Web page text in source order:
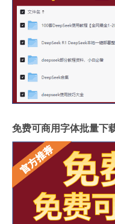
免费可商用字体批量下